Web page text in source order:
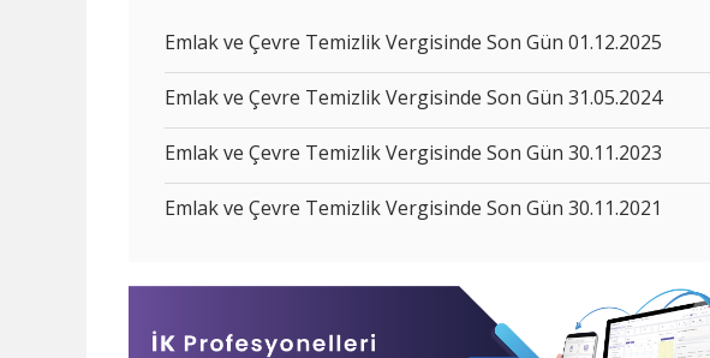
Emlak ve Çevre Temizlik Vergisinde Son Gün 01.12.2025
Emlak ve Çevre Temizlik Vergisinde Son Gün 31.05.2024
Emlak ve Çevre Temizlik Vergisinde Son Gün 30.11.2023
Emlak ve Çevre Temizlik Vergisinde Son Gün 30.11.2021